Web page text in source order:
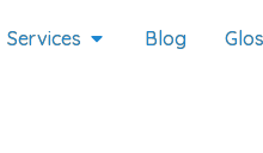
Services Blog